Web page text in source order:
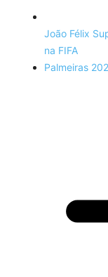
João Félix
na FIFA
Palmeiras